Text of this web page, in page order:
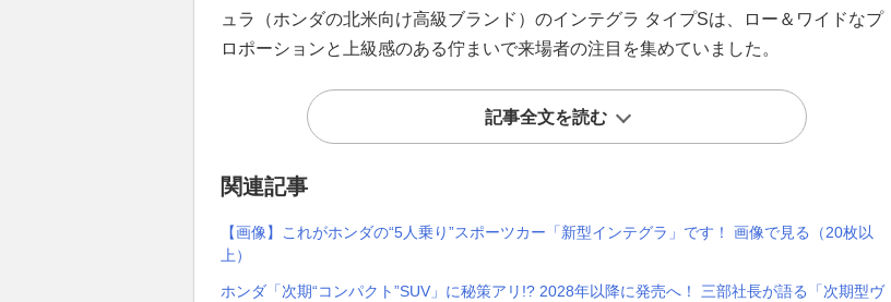
ュラ（ホンダの北米向け高級ブランド）のインテグラ タイプSは、ロー＆ワイドなプ
ロポーションと上級感のある佇まいで来場者の注目を集めていました。
記事全文を読む
関連記事
【画像】これがホンダの“5人乗り”スポーツカー「新型インテグラ」です！ 画像で見る（20枚以
上）
ホンダ「次期“コンパクト”SUV」に秘策アリ!? 2028年以降に発売へ！ 三部社長が語る「次期型ヴ